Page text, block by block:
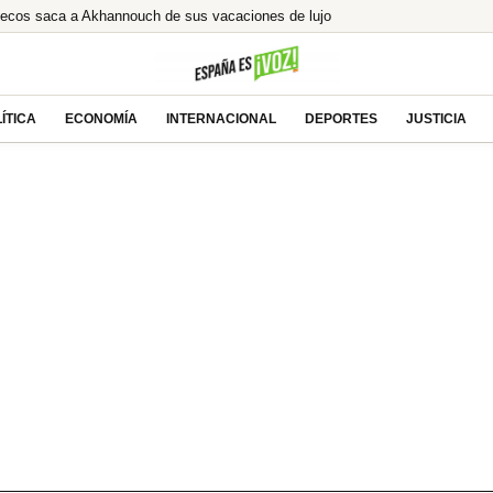
saca a Akhannouch de sus vacaciones de lujo
ante las esperanzas de acuerdo entre EEUU
de Brasil! ¿El asalto a los 13€ es inminente?
tras la millonaria compra
ECONOMÍA INTERNACIONAL DEPORTES JUSTICIA